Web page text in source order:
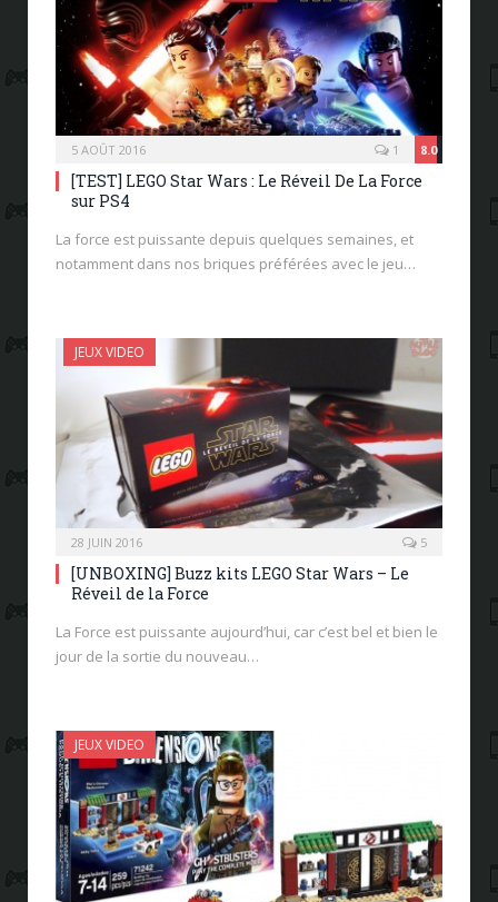
5 AOÛT 2016 8.0
1
[TEST] LEGO Star Wars : Le Réveil De La Force
sur PS4
La force est puissante depuis quelques semaines, et
notamment dans nos briques préférées avec le jeu…
JEUX VIDEO
28 JUIN 2016 5
[UNBOXING] Buzz kits LEGO Star Wars – Le
Réveil de la Force
La Force est puissante aujourd’hui, car c’est bel et bien le
jour de la sortie du nouveau…
JEUX VIDEO